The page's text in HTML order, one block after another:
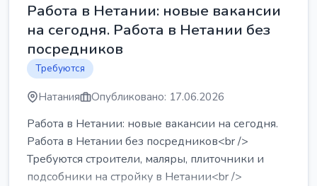
Работа в Нетании: новые вакансии
на сегодня. Работа в Нетании без
посредников
Требуются
Натания Опубликовано: 17.06.2026
Работа в Нетании: новые вакансии на сегодня.
Работа в Нетании без посредников<br />
Требуются строители, маляры, плиточники и
подсобники на стройку в Нетании<br />